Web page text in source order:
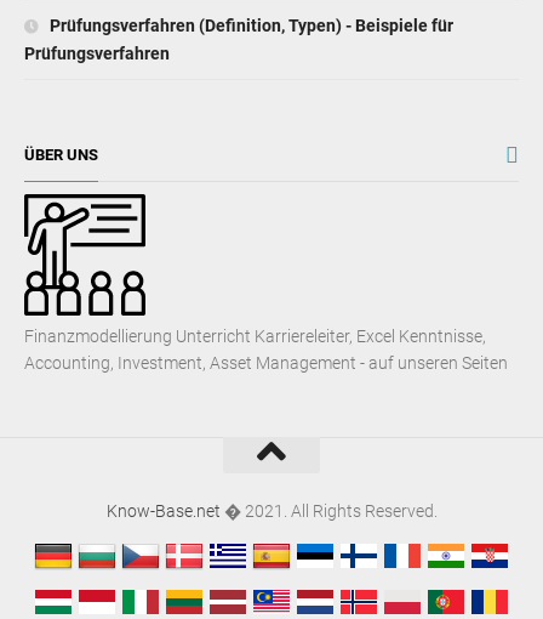
Finanzmodellierung Unterricht Karriereleiter, Excel Kenntnisse,
Accounting, Investment, Asset Management - auf unseren Seiten
� 2021. All Rights Reserved.